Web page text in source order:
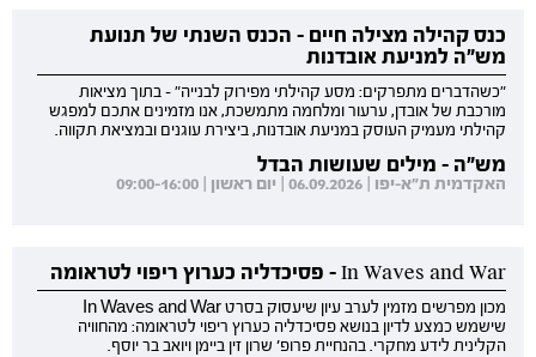
כנס קהילה מצילה חיים - הכנס השנתי של תנועת
מש"ה למניעת אובדנות
"כשהדברים מתפרקים: מסע קהילתי מפירוק לבנייה" - בתוך מציאות
מורכבת של אובדן, ערעור ומלחמה מתמשכת, אנו מזמינים אתכם למפגש
קהילתי מעמיק העוסק במניעת אובדנות, ביצירת עוגנים ובמציאת תקווה.
מש"ה - מילים שעושות הבדל
האקדמית ת"א-יפו | 06.09.2026 | יום ראשון | 09:00-16:00
In Waves and War - פסיכדליה כערוץ ריפוי לטראומה
מכון מפרשים מזמין לערב עיון שיעסוק בסרט In Waves and War
שישמש כמצע לדיון בנושא פסיכדליה כערוץ ריפוי לטראומה: מהחוויה
הקלינית לידע מחקרי. בהנחיית פרופ' שרון זין ביימן ויואב בר יוסף.